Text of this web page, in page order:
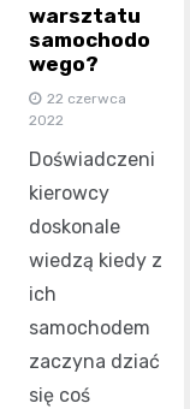
warsztatu
samochodo
wego?
22 czerwca
2022
Doświadczeni
kierowcy
doskonale
wiedzą kiedy z
ich
samochodem
zaczyna dziać
się coś